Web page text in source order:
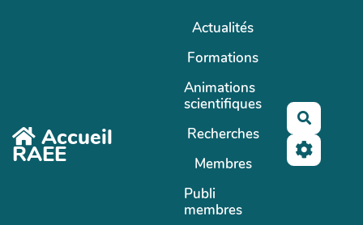
Accueil
RAEE
Actualités
Formations
Animations
scientifiques
Recherches
Membres
Publi
membres